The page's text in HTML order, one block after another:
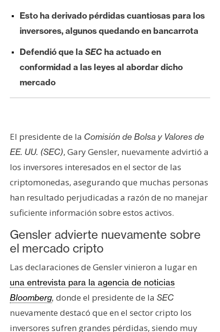
A
A
n
á
s
i
s
o
t
a
s
d
e
P
r
e
n
s
Esto ha derivado pérdidas cuantiosas para los
inversores, algunos quedando en bancarrota
Defendió que la SECha actuado en
conformidad a las leyes al abordar dicho
mercado
El presidente de la Comisión de Bolsa y Valores de
EE. UU. (SEC), Gary Gensler, nuevamente advirtió a
los inversores interesados en el sector de las
criptomonedas, asegurando que muchas personas
han resultado perjudicadas a razón de no manejar
suficiente información sobre estos activos.
Gensler advierte nuevamente sobre
el mercado cripto
Las declaraciones de Gensler vinieron a lugar en
una entrevista para la agencia de noticias
Bloomberg, donde el presidente de la SEC
nuevamente destacó que en el sector cripto los
inversores sufren grandes pérdidas, siendo muy